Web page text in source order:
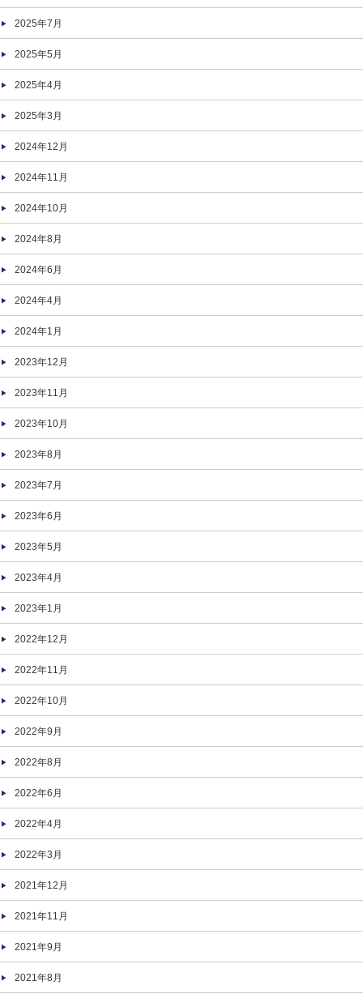
2025年7月
2025年5月
2025年4月
2025年3月
2024年12月
2024年11月
2024年10月
2024年8月
2024年6月
2024年4月
2024年1月
2023年12月
2023年11月
2023年10月
2023年8月
2023年7月
2023年6月
2023年5月
2023年4月
2023年1月
2022年12月
2022年11月
2022年10月
2022年9月
2022年8月
2022年6月
2022年4月
2022年3月
2021年12月
2021年11月
2021年9月
2021年8月